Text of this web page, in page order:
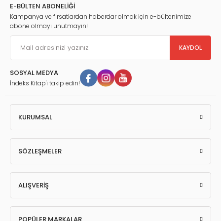
CAS Kararlarına Karşı İsviçre Federal Mahkemesi'nde İptal Davası
TFF Tahkim Kurulu ve CAS'ın Bağımsızlığı ve Tarafsızlığına Yönelik
Eleştiriler
E-BÜLTEN ABONELİĞİ
Kampanya ve fırsatlardan haberdar olmak için e-bültenimize
abone olmayı unutmayın!
KAYDOL
SOSYAL MEDYA
İndeks Kitap'ı takip edin!
KURUMSAL
SÖZLEŞMELER
ALIŞVERİŞ